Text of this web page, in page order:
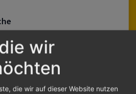
oder suchst kurzfristig
Hier bekommst du, was du
wir
die wir auf dieser Website nutzen